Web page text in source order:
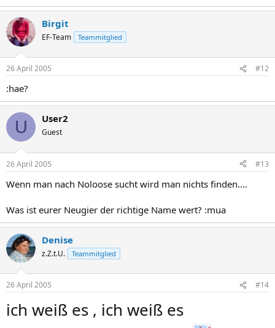
Birgit
EF-Team Teammitglied
26 April 2005 #12
:hae?
U User2
Guest
26 April 2005 #13
Wenn man nach Noloose sucht wird man nichts finden....
Was ist eurer Neugier der richtige Name wert? :mua
Denise
z.Z.t.U. Teammitglied
26 April 2005 #14
ich weiß es , ich weiß es